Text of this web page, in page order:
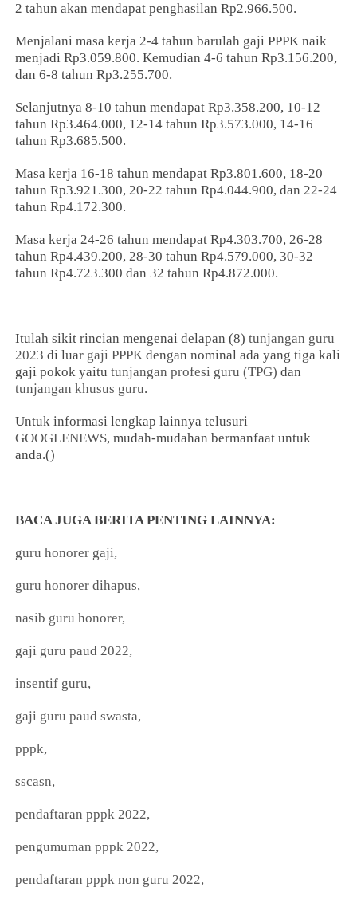
2 tahun akan mendapat penghasilan Rp2.966.500.
Menjalani masa kerja 2-4 tahun barulah gaji PPPK naik
menjadi Rp3.059.800. Kemudian 4-6 tahun Rp3.156.200,
dan 6-8 tahun Rp3.255.700.
Selanjutnya 8-10 tahun mendapat Rp3.358.200, 10-12
tahun Rp3.464.000, 12-14 tahun Rp3.573.000, 14-16
tahun Rp3.685.500.
Masa kerja 16-18 tahun mendapat Rp3.801.600, 18-20
tahun Rp3.921.300, 20-22 tahun Rp4.044.900, dan 22-24
tahun Rp4.172.300.
Masa kerja 24-26 tahun mendapat Rp4.303.700, 26-28
tahun Rp4.439.200, 28-30 tahun Rp4.579.000, 30-32
tahun Rp4.723.300 dan 32 tahun Rp4.872.000.
Itulah sikit rincian mengenai delapan (8)tunjangan guru
2023 di luar gaji PPPK dengan nominal ada yang tiga kali
gaji pokok yaitutunjangan profesi guru (TPG) dan
tunjangan khusus guru.
Untuk informasi lengkap lainnya telusuri
GOOGLENEWS, mudah-mudahan bermanfaat untuk
anda.()
BACA JUGA BERITA PENTING LAINNYA:
guru honorer gaji,
guru honorer dihapus,
nasib guru honorer,
gaji guru paud 2022,
insentif guru,
gaji guru paud swasta,
pppk,
sscasn,
pendaftaran pppk 2022,
pengumuman pppk 2022,
pendaftaran pppk non guru 2022,